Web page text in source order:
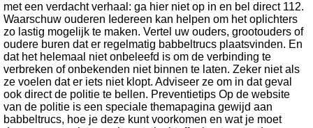
met een verdacht verhaal: ga hier niet op in en bel direct 112.
Waarschuw ouderen Iedereen kan helpen om het oplichters
zo lastig mogelijk te maken. Vertel uw ouders, grootouders of
oudere buren dat er regelmatig babbeltrucs plaatsvinden. En
dat het helemaal niet onbeleefd is om de verbinding te
verbreken of onbekenden niet binnen te laten. Zeker niet als
ze voelen dat er iets niet klopt. Adviseer ze om in dat geval
ook direct de politie te bellen. Preventietips Op de website
van de politie is een speciale themapagina gewijd aan
babbeltrucs, hoe je deze kunt voorkomen en wat je moet